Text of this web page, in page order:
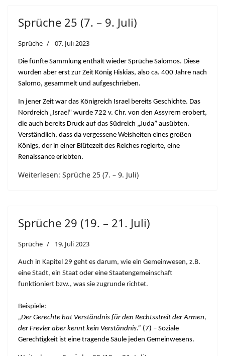
Sprüche 25 (7. – 9. Juli)
Sprüche 07. Juli 2023
Die fünfte Sammlung enthält wieder Sprüche Salomos. Diese
wurden aber erst zur Zeit König Hiskias, also ca. 400 Jahre nach
Salomo, gesammelt und aufgeschrieben.
In jener Zeit war das Königreich Israel bereits Geschichte. Das
Nordreich „Israel" wurde 722 v. Chr. von den Assyrern erobert,
die auch bereits Druck auf das Südreich „Juda” ausübten.
Verständlich, dass da vergessene Weisheiten eines großen
Königs, der in einer Blütezeit des Reiches regierte, eine
Renaissance erlebten.
Weiterlesen: Sprüche 25 (7. – 9. Juli)
Sprüche 29 (19. – 21. Juli)
Sprüche 19. Juli 2023
Auch in Kapitel 29 geht es darum, wie ein Gemeinwesen, z.B.
eine Stadt, ein Staat oder eine Staatengemeinschaft
funktioniert bzw., was sie zugrunde richtet.
Beispiele:
„Der Gerechte hat Verständnis für den Rechtsstreit der Armen,
der Frevler aber kennt kein Verständnis.” (7) – Soziale
Gerechtigkeit ist eine tragende Säule jeden Gemeinwesens.